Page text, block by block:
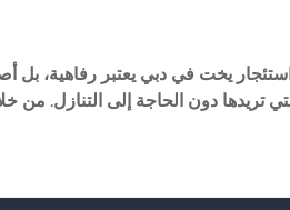
يخت في دبي يعتبر رفاهية، بل
التي تريدها دون الحاجة إلى